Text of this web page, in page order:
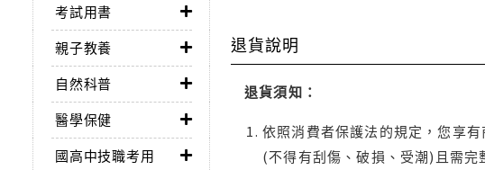
考試用書
親子教養
自然科普
醫學保健
國高中技職考用
退貨說明
退貨須知：
依照消費者保護法的規定，您享
(不得有刮傷、破損、受潮)且需